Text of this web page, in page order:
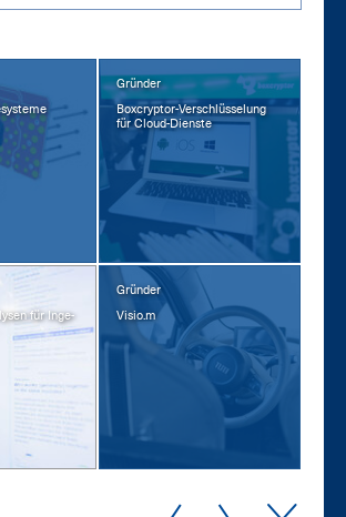
Gründer
Box­cryp­tor-Ver­schlüs­se­lung
für Cloud-Diens­te
für In­ge­
Gründer
Vi­sio.m